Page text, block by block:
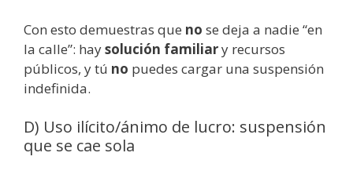
Con esto demuestras que no se deja a nadie “en
la calle”: haysolución familiary recursos
públicos, y tú no puedes cargar una suspensión
indefinida.
D) Uso ilícito/ánimo de lucro: suspensión
que se cae sola